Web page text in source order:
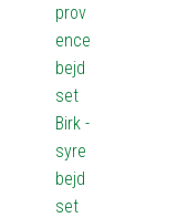
prov
ence
bejd
set
Birk -
syre
bejd
set